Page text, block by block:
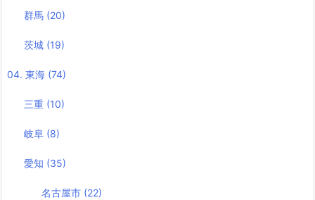
群馬 (20)
茨城 (19)
04. 東海 (74)
三重 (10)
岐阜 (8)
愛知 (35)
名古屋市 (22)